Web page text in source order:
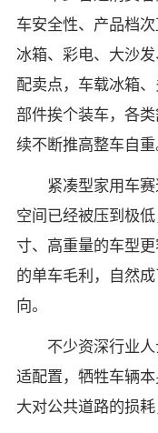
车安全性、产品档
冰箱、彩电、大沙
配卖点，车载冰箱
部件挨个装车，各
续不断推高整车自重
紧凑型家用车
空间已经被压到极
寸、高重量的车型
的单车毛利，自然
向。
不少资深行业
适配置，牺牲车辆
大对公共道路的损